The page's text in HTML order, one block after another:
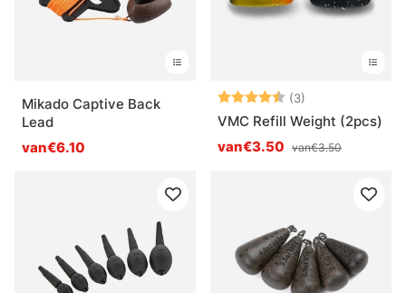
Mikado Captive Back
Lead
van€6.10
Beoordeling:
(3)
VMC Refill Weight (2pcs)
van€3.50 van€3.50